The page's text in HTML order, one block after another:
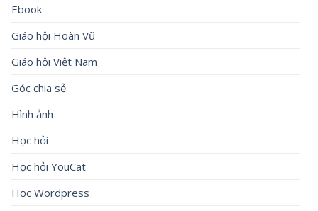
Ebook
Giáo hội Hoàn Vũ
Giáo hội Việt Nam
Góc chia sẻ
Hình ảnh
Học hỏi
Học hỏi YouCat
Học Wordpress